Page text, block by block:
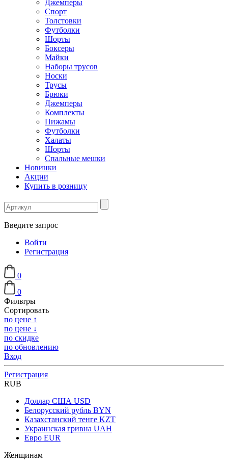
Джемперы
Спорт
Толстовки
Футболки
Шорты
Боксеры
Майки
Наборы трусов
Носки
Трусы
Брюки
Джемперы
Комплекты
Пижамы
Футболки
Халаты
Шорты
Спальные мешки
Новинки
Акции
Купить в розницу
Введите запрос
Войти
Регистрация
0
0
Фильтры
Сортировать
по цене ↑
по цене ↓
по скидке
по обновлению
Вход
Регистрация
RUB
Доллар США USD
Белорусский рубль BYN
Казахстанский тенге KZT
Украинская гривна UAH
Евро EUR
Женщинам